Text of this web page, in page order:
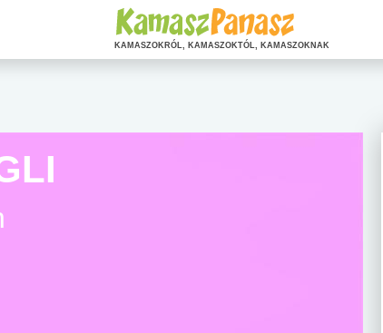
KAMASZOKRÓL, KAMASZOKTÓL, KAMASZOKNAK